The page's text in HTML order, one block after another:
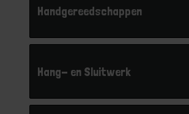
Handgereedschappen
Hang- en Sluitwerk